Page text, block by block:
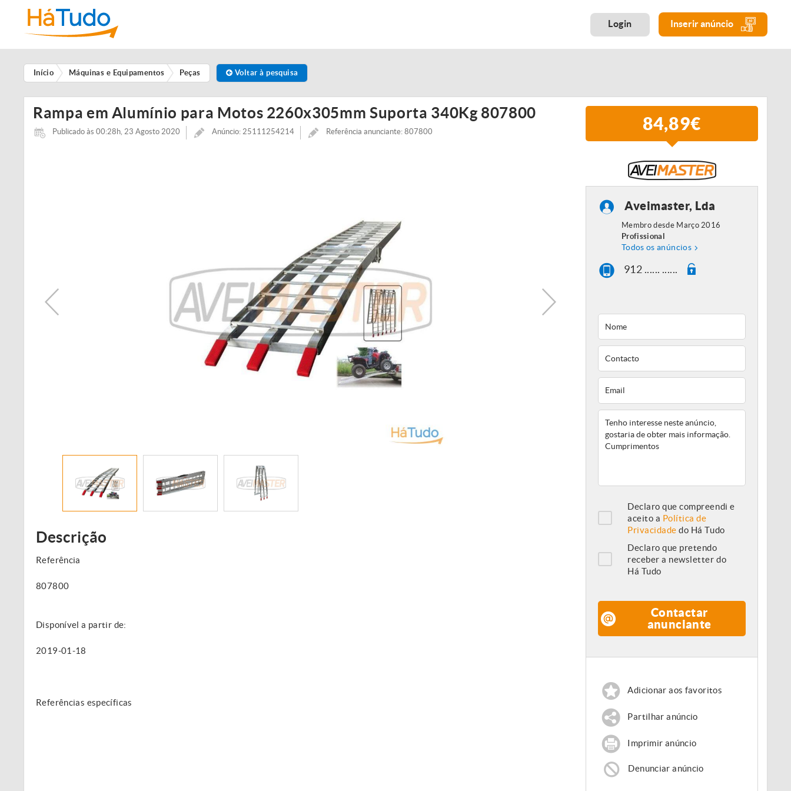
Login Inserir anúncio
Início Máquinas e Equipamentos Peças Voltar à pesquisa
Rampa em Alumínio para Motos 2260x305mm Suporta 340Kg 807800
Publicado às 00:28h, 23 Agosto 2020 Anúncio: 25111254214 Referência anunciante: 807800 84,89€
Descrição
Referência
807800
Disponível a partir de:
2019-01-18
Referências específicas
Aveimaster, Lda
Membro desde Março 2016
Profissional
Todos os anúncios
912 ...... ......
Declaro que compreendi e
aceito a Política de
Privacidade do Há Tudo
Declaro que pretendo
receber a newsletter do
Há Tudo
Contactar
anunciante
Adicionar aos favoritos
Partilhar anúncio
Imprimir anúncio
Denunciar anúncio